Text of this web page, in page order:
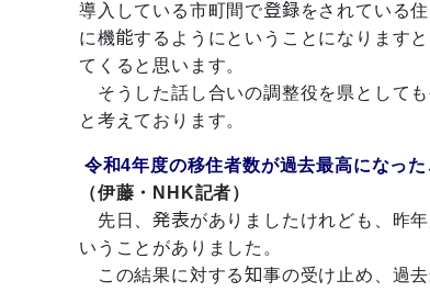
導入している市町間で登録をされている
に機能するようにということになります
てくると思います。
そうした話し合いの調整役を県として
と考えております。
令和4年度の移住者数が過去最高になっ
（伊藤・NHK記者）
先日、発表がありましたけれども、昨
いうことがありました。
この結果に対する知事の受け止め、過